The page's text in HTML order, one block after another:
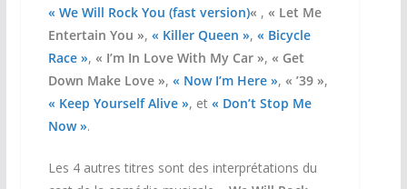
« We Will Rock You (fast version)« , « Let Me
Entertain You », « Killer Queen », « Bicycle
Race », « I’m In Love With My Car », « Get
Down Make Love », « Now I’m Here », « ’39 »,
« Keep Yourself Alive », et « Don’t Stop Me
Now ».
Les 4 autres titres sont des interprétations du